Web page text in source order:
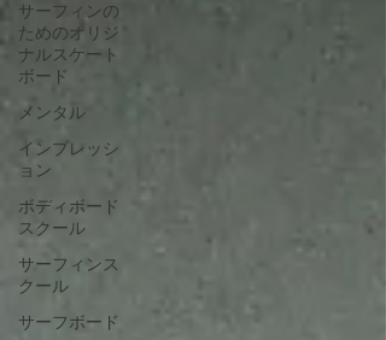
サーフィンの
ためのオリジ
ナルスケート
ボード
メンタル
インプレッシ
ョン
ボディボード
スクール
サーフィンス
クール
サーフボード